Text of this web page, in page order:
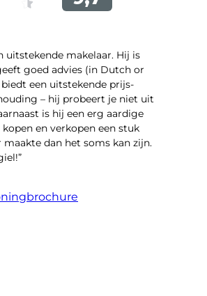
uitstekende makelaar. Hij is
goed advies (in Dutch or
biedt een uitstekende prijs-
– hij probeert je niet uit
is hij een erg aardige
en verkopen een stuk
maakte dan het soms kan zijn.